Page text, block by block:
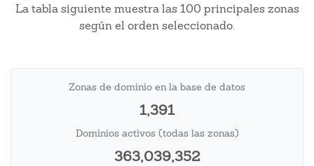
La tabla siguiente muestra las 100 principales zonas
según el orden seleccionado.
Zonas de dominio en la base de datos
1,391
Dominios activos (todas las zonas)
363,039,352